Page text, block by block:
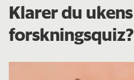
Klarer du ukens
forskningsquiz?